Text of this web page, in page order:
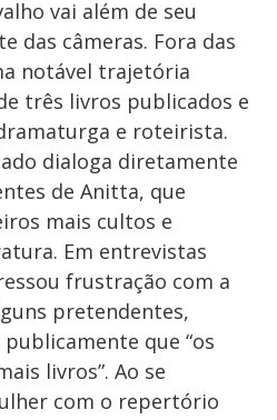
vai além de seu
das câmeras. Fora das
notável trajetória
três livros publicados e
e roteirista.
dialoga diretamente
de Anitta, que
mais cultos e
Em entrevistas
frustração com a
pretendentes,
que “os
livros”. Ao se
com o repertório